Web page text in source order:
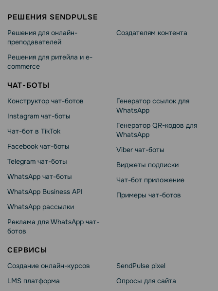
РЕШЕНИЯ SENDPULSE
Решения для онлайн-
преподавателей
Решения для ритейла и e-
commerce
Создателям контента
ЧАТ-БОТЫ
Конструктор чат-ботов
Instagram чат-боты
Чат-бот в TikTok
Facebook чат-боты
Telegram чат-боты
WhatsApp чат-боты
WhatsApp Business API
WhatsApp рассылки
Реклама для WhatsApp чат-
ботов
Генератор ссылок для
WhatsApp
Генератор QR-кодов для
WhatsApp
Viber чат-боты
Виджеты подписки
Чат-бот приложение
Примеры чат-ботов
СЕРВИСЫ
Создание онлайн-курсов
LMS платформа
SendPulse pixel
Опросы для сайта